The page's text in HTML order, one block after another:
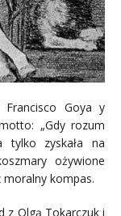
Francisco Goya y
„Gdy rozum
tylko zyskała na
ożywione
kompas.
z Olgą Tokarczuk i